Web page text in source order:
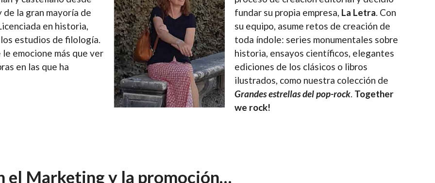
de la gran mayoría de
en historia,
estudios de filología.
emocione más que ver
en las que ha
fundar su propia empresa, La Letra . Con
su equipo, asume retos de creación de
toda índole: series monumentales sobre
historia, ensayos científicos, elegantes
ediciones de los clásicos o libros
ilustrados, como nuestra colección de
Grandes estrellas del pop-rock. Together
we rock!
el Marketing y la promoción…